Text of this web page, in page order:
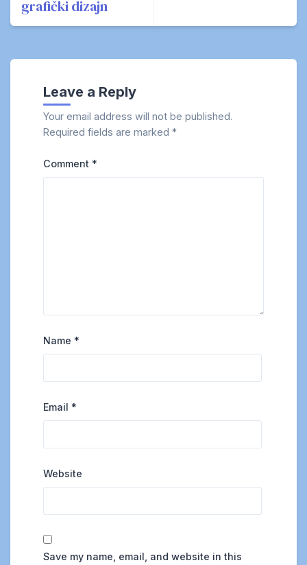
grafički dizajn
Leave a Reply
Your email address will not be published.
Required fields are marked *
Comment *
Name *
Email *
Website
Save my name, email, and website in this